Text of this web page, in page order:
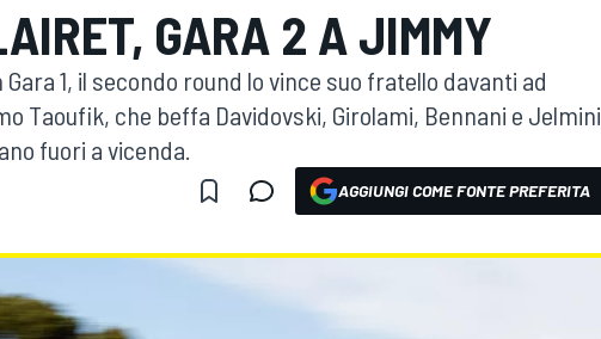
WEC
GARA 2 A JIMMY
1, il secondo round lo vince suo fratello davanti ad
Taoufik, che beffa Davidovski, Girolami, Bennani e Jelmini.
fuori a vicenda.
AGGIUNGI COME FONTE PREFERITA